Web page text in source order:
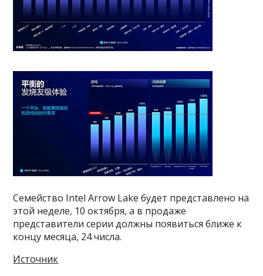
Семейство Intel Arrow Lake будет представлено на
этой неделе, 10 октября, а в продаже
представители серии должны появиться ближе к
концу месяца, 24 числа.
Источник